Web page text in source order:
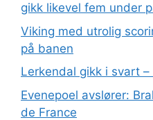
gikk likevel fem under
Viking med utrolig
på banen
Lerkendal gikk i svart
Evenepoel avslører:
de France